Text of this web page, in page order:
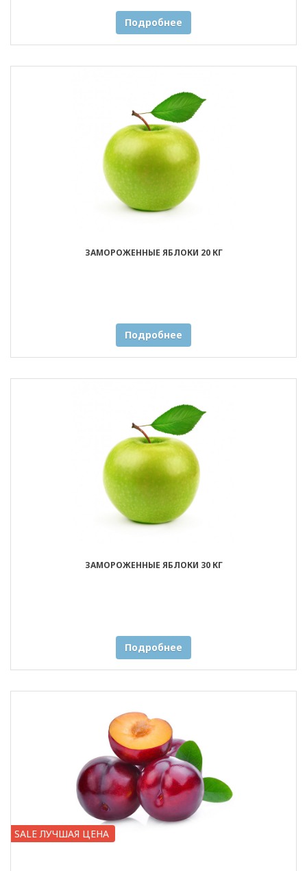
Подробнее
ЗАМОРОЖЕННЫЕ ЯБЛОКИ 20 КГ
Подробнее
ЗАМОРОЖЕННЫЕ ЯБЛОКИ 30 КГ
Подробнее
SALE ЛУЧШАЯ ЦЕНА